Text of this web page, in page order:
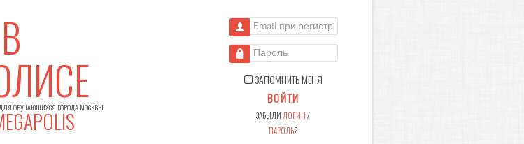
ОБУЧАЮЩИХСЯ ГОРОДА МОСКВЫ
Email при регистрации
Пароль
ЗАПОМНИТЬ МЕНЯ
ВОЙТИ
ЗАБЫЛИ ЛОГИН/
ПАРОЛЬ?